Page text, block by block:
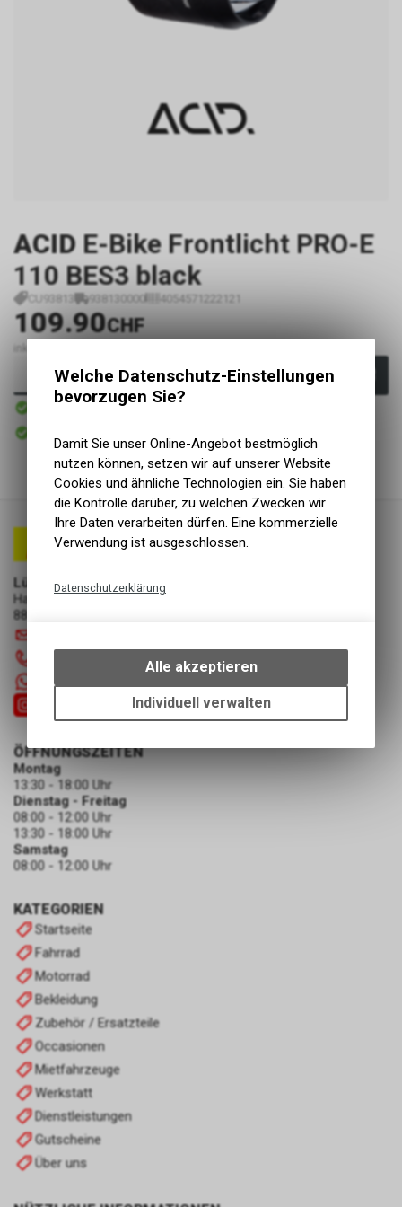
ACID E-Bike Frontlicht PRO-E
110 BES3 black
CU93813 938130000 4054571222121
109.90CHF
inkl. MwSt., zzgl.
In den Warenkorb
Sofort verfügbar
Abholung Lüscher Motor- & Bike World
Lüscher Motor- & Bike World
Hauptstrasse 29a
8867 Niederurnen
+41 55 6103131
KATEGORIEN
Startseite
Fahrrad
Motorrad
Bekleidung
Zubehör / Ersatzteile
Occasionen
Mietfahrzeuge
Werkstatt
Dienstleistungen
Gutscheine
Über uns
ÖFFNUNGSZEITEN
Montag
13:30 - 18:00 Uhr
Dienstag - Freitag
08:00 - 12:00 Uhr
13:30 - 18:00 Uhr
Samstag
08:00 - 12:00 Uhr
Welche Datenschutz-Einstellungen
bevorzugen Sie?
Damit Sie unser Online-Angebot bestmöglich
nutzen können, setzen wir auf unserer Website
Cookies und ähnliche Technologien ein. Sie haben
die Kontrolle darüber, zu welchen Zwecken wir
Ihre Daten verarbeiten dürfen. Eine kommerzielle
Verwendung ist ausgeschlossen.
Datenschutzerklärung
bestimmte Interaktionen und
Einstellungen auf Ihrem Gerät,
um die grundlegenden
Funktionen unseres Online-
Alle akzeptieren
Individuell verwalten